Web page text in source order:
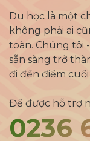
Du học là một
không phải ai
toàn. Chúng tôi
sẵn sàng trở
đi đến điểm
Để được hỗ trợ
0236